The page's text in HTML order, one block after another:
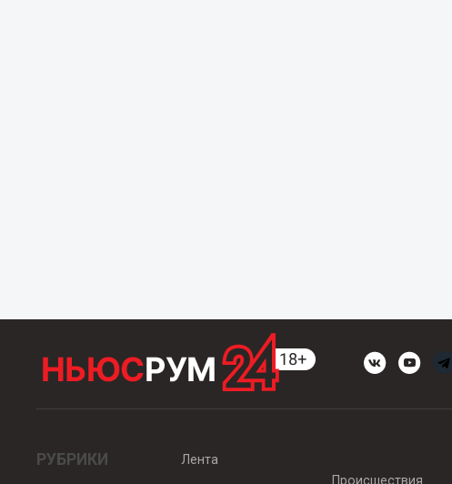
РУБРИКИ
Лента
Происшествия